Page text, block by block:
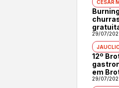
CÉSAR
29/07/
12º
em
29/07/